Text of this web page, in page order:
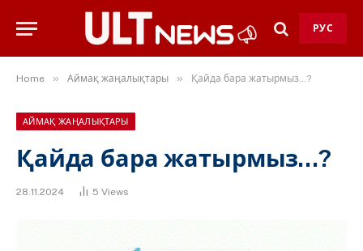
РУС
Home » Аймақ жаңалықтары » Қайда бара жатырмыз…?
АЙМАҚ ЖАҢАЛЫҚТАРЫ
Қайда бара жатырмыз…?
28.11.2024 5 Views